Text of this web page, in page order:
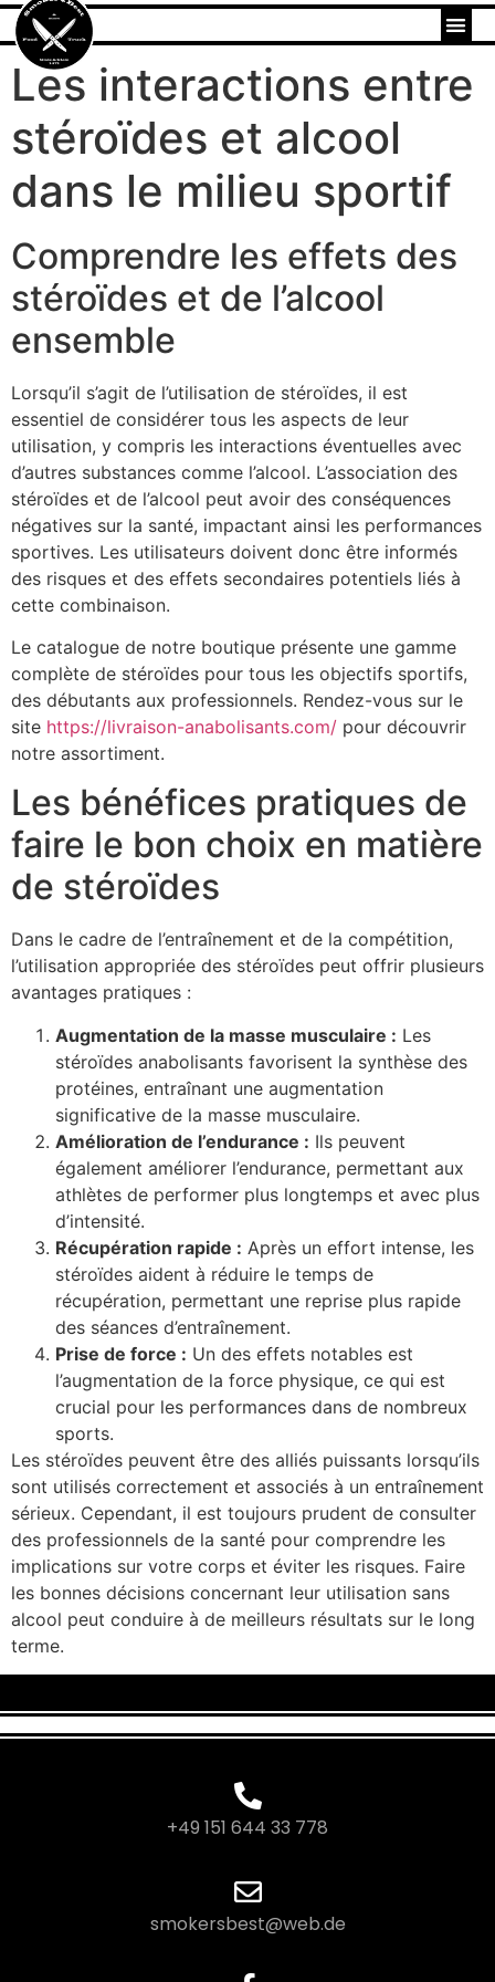
Les interactions entre
stéroïdes et alcool
dans le milieu sportif
Comprendre les effets des
stéroïdes et de l’alcool
ensemble
Lorsqu’il s’agit de l’utilisation de stéroïdes, il est
essentiel de considérer tous les aspects de leur
utilisation, y compris les interactions éventuelles avec
d’autres substances comme l’alcool. L’association des
stéroïdes et de l’alcool peut avoir des conséquences
négatives sur la santé, impactant ainsi les performances
sportives. Les utilisateurs doivent donc être informés
des risques et des effets secondaires potentiels liés à
cette combinaison.
Le catalogue de notre boutique présente une gamme
complète de stéroïdes pour tous les objectifs sportifs,
des débutants aux professionnels. Rendez-vous sur le
site https://livraison-anabolisants.com/ pour découvrir
notre assortiment.
Les bénéfices pratiques de
faire le bon choix en matière
de stéroïdes
Dans le cadre de l’entraînement et de la compétition,
l’utilisation appropriée des stéroïdes peut offrir plusieurs
avantages pratiques :
Augmentation de la masse musculaire : Les
stéroïdes anabolisants favorisent la synthèse des
protéines, entraînant une augmentation
significative de la masse musculaire.
Amélioration de l’endurance : Ils peuvent
également améliorer l’endurance, permettant aux
athlètes de performer plus longtemps et avec plus
d’intensité.
Récupération rapide : Après un effort intense, les
stéroïdes aident à réduire le temps de
récupération, permettant une reprise plus rapide
des séances d’entraînement.
Prise de force : Un des effets notables est
l’augmentation de la force physique, ce qui est
crucial pour les performances dans de nombreux
sports.
Les stéroïdes peuvent être des alliés puissants lorsqu’ils
sont utilisés correctement et associés à un entraînement
sérieux. Cependant, il est toujours prudent de consulter
des professionnels de la santé pour comprendre les
implications sur votre corps et éviter les risques. Faire
les bonnes décisions concernant leur utilisation sans
alcool peut conduire à de meilleurs résultats sur le long
terme.
+49 151 644 33 778
smokersbest@web.de